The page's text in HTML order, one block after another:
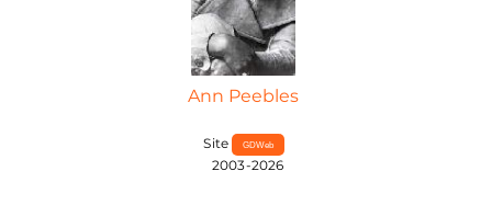
Ann Peebles
Site GDWeb
2003-2026